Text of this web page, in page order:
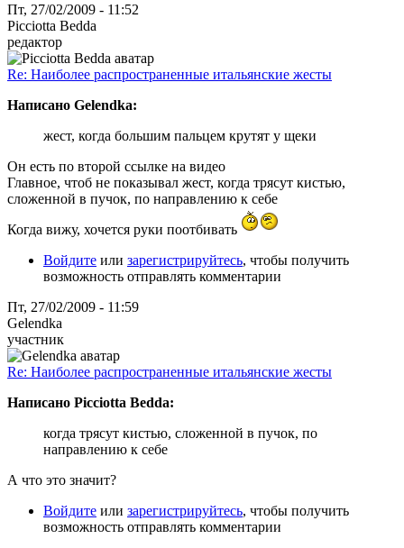
Пт, 27/02/2009 - 11:52
Picciotta Bedda
редактор
Re: Наиболее распространенные итальянские жесты
Написано Gelendka:
жест, когда большим пальцем крутят у щеки
Он есть по второй ссылке на видео
Главное, чтоб не показывал жест, когда трясут кистью,
сложенной в пучок, по направлению к себе
Когда вижу, хочется руки поотбивать
Войдите или зарегистрируйтесь, чтобы получить
возможность отправлять комментарии
Пт, 27/02/2009 - 11:59
Gelendka
участник
Re: Наиболее распространенные итальянские жесты
Написано Picciotta Bedda:
когда трясут кистью, сложенной в пучок, по
направлению к себе
А что это значит?
Войдите или зарегистрируйтесь, чтобы получить
возможность отправлять комментарии